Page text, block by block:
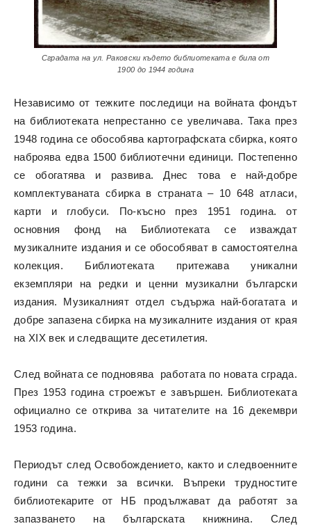
Сградата на ул. Раковски където библиотеката е била от
1900 до 1944 година
Независимо от тежките последици на войната фондът
на библиотеката непрестанно се увеличава. Така през
1948 година се обособява картографската сбирка, която
наброява едва 1500 библиотечни единици. Постепенно
се обогатява и развива. Днес това е най-добре
комплектуваната сбирка в страната – 10 648 атласи,
карти и глобуси. По-късно през 1951 година. от
основния фонд на Библиотеката се изваждат
музикалните издания и се обособяват в самостоятелна
колекция. Библиотеката притежава уникални
екземпляри на редки и ценни музикални български
издания. Музикалният отдел съдържа най-богатата и
добре запазена сбирка на музикалните издания от края
на ХІХ век и следващите десетилетия.
След войната се подновява работата по новата сграда.
През 1953 година строежът е завършен. Библиотеката
официално се открива за читателите на 16 декември
1953 година.
Периодът след Освобождението, както и следвоенните
години са тежки за всички. Въпреки трудностите
библиотекарите от НБ продължават да работят за
запазването на българската книжнина. След